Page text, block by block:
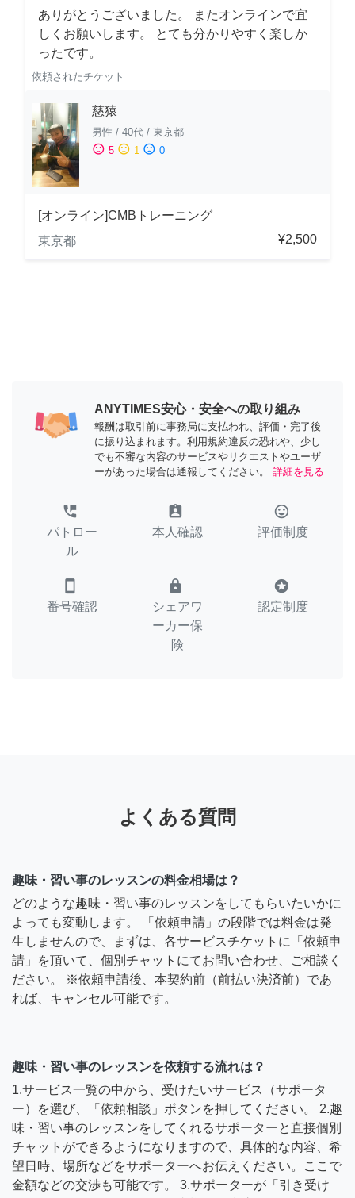
ありがとうございました。 またオンラインで宜
しくお願いします。 とても分かりやすく楽しか
ったです。
依頼されたチケット
慈猿
男性 / 40代 / 東京都
sentiment_satisfied 5 sentiment_neutral 1 sentiment_dissatisfied 0
[オンライン]CMBトレーニング
東京都
¥2,500
ANYTIMES安心・安全への取り組み
報酬は取引前に事務局に支払われ、評価・完了後
に振り込まれます。利用規約違反の恐れや、少し
でも不審な内容のサービスやリクエストやユーザ
ーがあった場合は通報してください。
詳細を見る
perm_phone_msg
パトロー
ル
assignment_ind
本人確認
tag_faces
評価制度
smartphone
番号確認
lock
シェアワ
ーカー保
険
stars
認定制度
よくある質問
趣味・習い事のレッスンの料金相場は？
どのような趣味・習い事のレッスンをしてもらいたいかに
よっても変動します。 「依頼申請」の段階では料金は発
生しませんので、まずは、各サービスチケットに「依頼申
請」を頂いて、個別チャットにてお問い合わせ、ご相談く
ださい。 ※依頼申請後、本契約前（前払い決済前）であ
れば、キャンセル可能です。
趣味・習い事のレッスンを依頼する流れは？
1.サービス一覧の中から、受けたいサービス（サポータ
ー）を選び、「依頼相談」ボタンを押してください。 2.趣
味・習い事のレッスンをしてくれるサポーターと直接個別
チャットができるようになりますので、具体的な内容、希
望日時、場所などをサポーターへお伝えください。ここで
金額などの交渉も可能です。 3.サポーターが「引き受け